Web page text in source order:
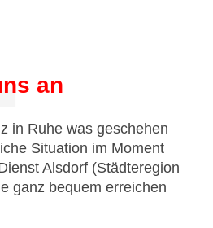
an
in Ruhe was geschehen
Situation im Moment
Alsdorf (Städteregion
ganz bequem erreichen